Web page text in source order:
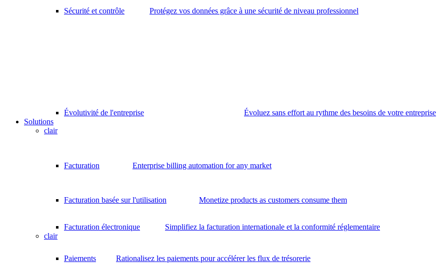
Sécurité et contrôle Protégez vos données grâce à une sécurité de niveau professionnel
Évolutivité de l'entreprise
Évoluez sans effort au rythme des besoins de votre entreprise
Solutions
clair
Facturation Enterprise billing automation for any market
Facturation basée sur l'utilisation Monetize products as customers consume them
Facturation électronique
Simplifiez la facturation internationale et la conformité réglementaire
clair
Paiements Rationalisez les paiements pour accélérer les flux de trésorerie